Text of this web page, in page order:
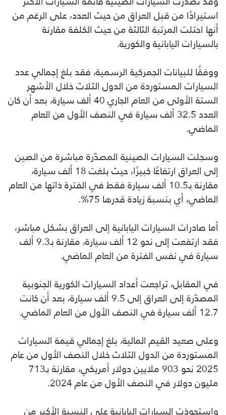
استيرادًا من قبل العراق من حيث العدد، على الرغم من
أنها احتلت المرتبة الثالثة من حيث الكلفة مقارنة
بالسيارات اليابانية والكورية.
ووفقًا للبيانات الجمركية الرسمية، فقد بلغ إجمالي عدد
السيارات المستوردة من الدول الثلاث خلال الأشهر
الستة الأولى من العام الجاري 40 ألف سيارة، بعد أن كان
العدد 32.5 ألف سيارة في النصف الأول من العام
الماضي.
وسجلت السيارات الصينية المصدّرة مباشرة من الصين
إلى العراق ارتفاعًا كبيرًا، حيث بلغت 18 ألف سيارة،
مقارنة بـ10.5 ألف سيارة فقط في الفترة ذاتها من العام
الماضي، أي بنسبة زيادة قدرها 75%.
أما صادرات السيارات اليابانية إلى العراق بشكل مباشر،
فقد ارتفعت إلى نحو 12 ألف سيارة، مقارنة بـ9.3 ألف
سيارة في نفس الفترة من العام الماضي.
في المقابل، تراجعت أعداد السيارات الكورية الجنوبية
المصدّرة إلى العراق إلى 9.5 ألف سيارة، بعد أن كانت
12.7 ألف سيارة في النصف الأول من العام الماضي.
وعلى صعيد القيم المالية، بلغ إجمالي قيمة السيارات
المستوردة من الدول الثلاث خلال النصف الأول من عام
2025 نحو 903 ملايين دولار أمريكي، مقارنة بـ713
مليون دولار في النصف الأول من عام 2024.